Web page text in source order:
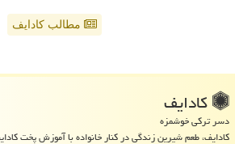
مطالب کادایف
كادایف
دسر ترکی خوشمزه
کادایف، طعم شیرین زندگی در کنار خانواده با آموزش پخت